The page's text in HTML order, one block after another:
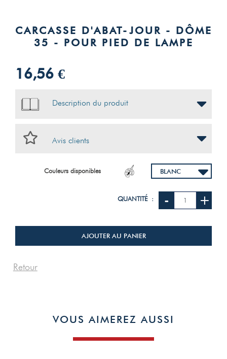
CARCASSE D'ABAT-JOUR - DÔME
35 - POUR PIED DE LAMPE
16,56 €
Description du produit
Avis clients
Couleurs disponibles
QUANTITÉ : - +
AJOUTER AU PANIER
Retour
VOUS AIMEREZ AUSSI